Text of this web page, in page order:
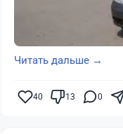
Читать дальше →
40 13 0